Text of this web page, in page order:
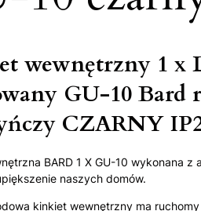
wewnętrzny 1 x
GU-10 Bard
CZARNY
BARD 1 X GU-10 wykonana
naszych domów.
kinkiet wewnętrzny ma